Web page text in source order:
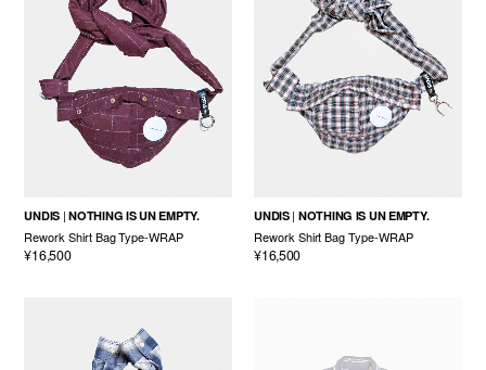
UNDIS NOTHING IS UN EMPTY.
Rework Shirt Bag Type-WRAP
¥16,500
UNDIS NOTHING IS UN EMPTY.
Rework Shirt Bag Type-WRAP
¥16,500